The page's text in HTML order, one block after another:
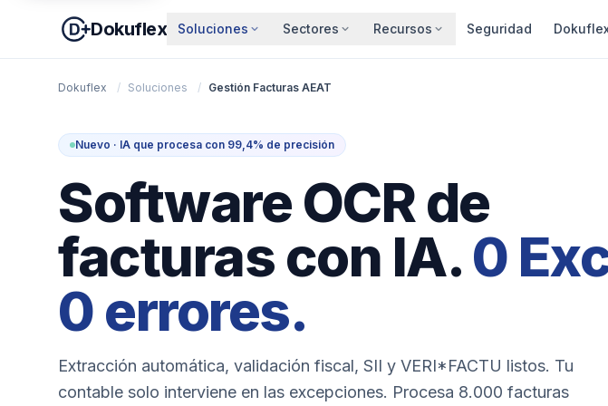
Dokuflex Soluciones Sectores Recursos Seguridad
Dokuflex / Soluciones / Gestión Facturas AEAT
Nuevo · IA que procesa con 99,4% de precisión
Software OCR de
facturas con IA.0
0 errores.
Extracción automática, validación fiscal, SII y VERI*FACTU listos. Tu
contable solo interviene en las excepciones. Procesa 8.000 facturas